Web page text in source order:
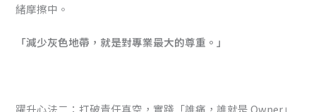
緒摩擦中。
「減少灰色地帶，就是對專業最大的尊重。」
躍升心法二：打破責任真空，實踐「誰痛，誰就是 Owner」